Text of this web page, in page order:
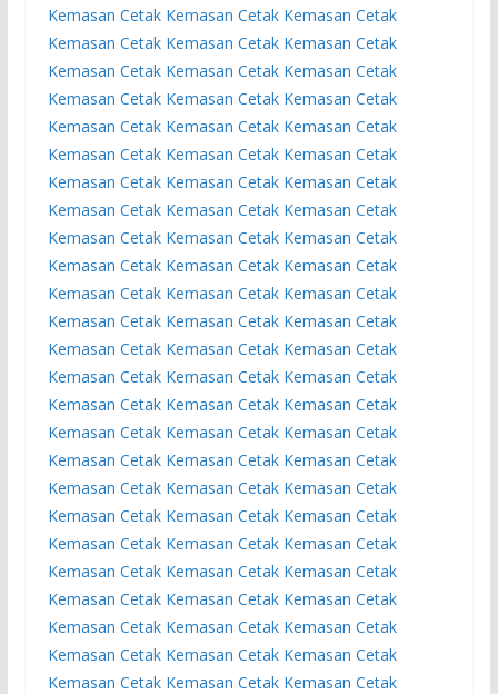
Kemasan Cetak Kemasan Cetak Kemasan Cetak
Kemasan Cetak Kemasan Cetak Kemasan Cetak
Kemasan Cetak Kemasan Cetak Kemasan Cetak
Kemasan Cetak Kemasan Cetak Kemasan Cetak
Kemasan Cetak Kemasan Cetak Kemasan Cetak
Kemasan Cetak Kemasan Cetak Kemasan Cetak
Kemasan Cetak Kemasan Cetak Kemasan Cetak
Kemasan Cetak Kemasan Cetak Kemasan Cetak
Kemasan Cetak Kemasan Cetak Kemasan Cetak
Kemasan Cetak Kemasan Cetak Kemasan Cetak
Kemasan Cetak Kemasan Cetak Kemasan Cetak
Kemasan Cetak Kemasan Cetak Kemasan Cetak
Kemasan Cetak Kemasan Cetak Kemasan Cetak
Kemasan Cetak Kemasan Cetak Kemasan Cetak
Kemasan Cetak Kemasan Cetak Kemasan Cetak
Kemasan Cetak Kemasan Cetak Kemasan Cetak
Kemasan Cetak Kemasan Cetak Kemasan Cetak
Kemasan Cetak Kemasan Cetak Kemasan Cetak
Kemasan Cetak Kemasan Cetak Kemasan Cetak
Kemasan Cetak Kemasan Cetak Kemasan Cetak
Kemasan Cetak Kemasan Cetak Kemasan Cetak
Kemasan Cetak Kemasan Cetak Kemasan Cetak
Kemasan Cetak Kemasan Cetak Kemasan Cetak
Kemasan Cetak Kemasan Cetak Kemasan Cetak
Kemasan Cetak Kemasan Cetak Kemasan Cetak